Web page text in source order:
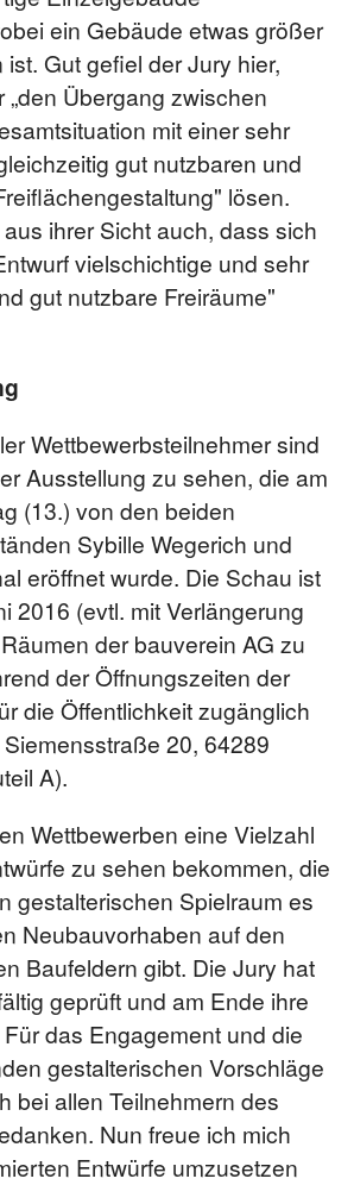
ein Gebäude etwas größer
Gut gefiel der Jury hier,
Übergang zwischen
mit einer sehr
gut nutzbaren und
lösen.
ihrer Sicht auch, dass sich
vielschichtige und sehr
gut nutzbare Freiräume"
Wettbewerbsteilnehmer sind
Ausstellung zu sehen, die am
(13.) von den beiden
Sybille Wegerich und
eröffnet wurde. Die Schau ist
2016 (evtl. mit Verlängerung
der bauverein AG zu
der Öffnungszeiten der
die Öffentlichkeit zugänglich
20, 64289
A).
Wettbewerben eine Vielzahl
zu sehen bekommen, die
gestalterischen Spielraum es
Neubauvorhaben auf den
Baufeldern gibt. Die Jury hat
geprüft und am Ende ihre
das Engagement und die
gestalterischen Vorschläge
bei allen Teilnehmern des
Nun freue ich mich
Entwürfe umzusetzen